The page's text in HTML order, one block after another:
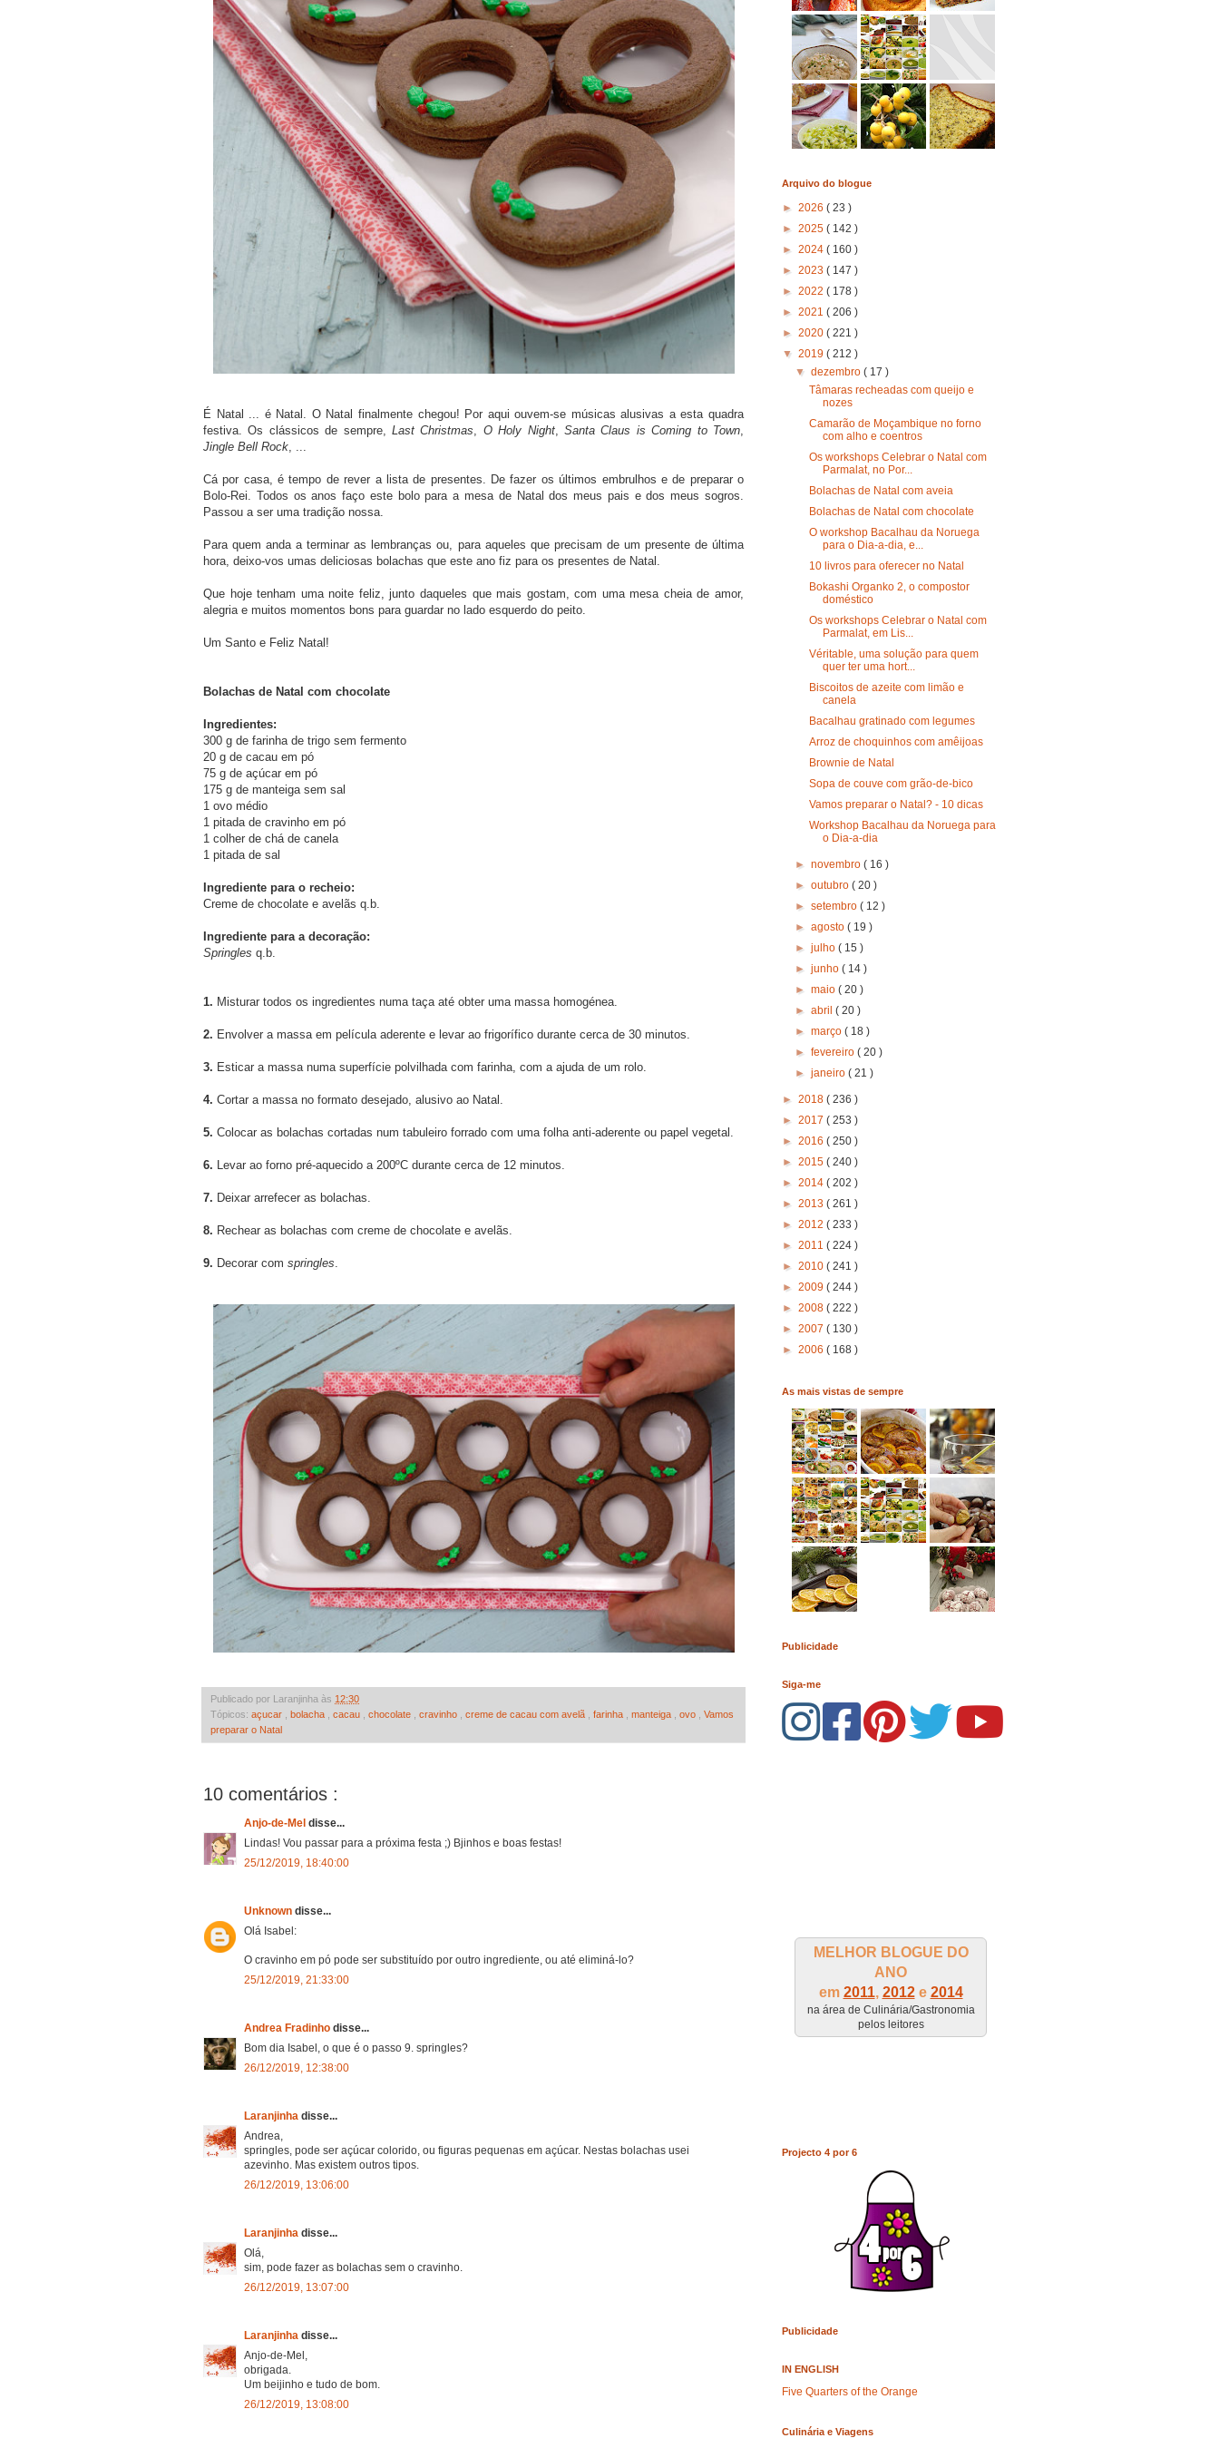
É Natal ... é Natal. O Natal finalmente chegou! Por aqui ouvem-se músicas alusivas a esta quadra
festiva. Os clássicos de sempre, Last Christmas, O Holy Night,Santa Claus is Coming to Town,
Jingle Bell Rock, ...
Cá por casa, é tempo de rever a lista de presentes. De fazer os últimos embrulhos e de preparar o
Bolo-Rei. Todos os anos faço este bolo para a mesa de Natal dos meus pais e dos meus sogros.
Passou a ser uma tradição nossa.
Para quem anda a terminar as lembranças ou, para aqueles que precisam de um presente de última
hora, deixo-vos umas deliciosas bolachas que este ano fiz para os presentes de Natal.
Que hoje tenham uma noite feliz, junto daqueles que mais gostam, com uma mesa cheia de amor,
alegria e muitos momentos bons para guardar no lado esquerdo do peito.
Um Santo e Feliz Natal!
Bolachas de Natal com chocolate
Ingredientes:
300 g de farinha de trigo sem fermento
20 g de cacau em pó
75 g de açúcar em pó
175 g de manteiga sem sal
1 ovo médio
1 pitada de cravinho em pó
1 colher de chá de canela
1 pitada de sal
Ingrediente para o recheio:
Creme de chocolate e avelãs q.b.
Ingrediente para a decoração:
Springles q.b.
1. Misturar todos os ingredientes numa taça até obter uma massa homogénea.
2. Envolver a massa em película aderente e levar ao frigorífico durante cerca de 30 minutos.
3. Esticar a massa numa superfície polvilhada com farinha, com a ajuda de um rolo.
4. Cortar a massa no formato desejado, alusivo ao Natal.
5. Colocar as bolachas cortadas num tabuleiro forrado com uma folha anti-aderente ou papel vegetal.
6. Levar ao forno pré-aquecido a 200ºC durante cerca de 12 minutos.
7. Deixar arrefecer as bolachas.
8. Rechear as bolachas com creme de chocolate e avelãs.
9. Decorar com springles.
Publicado por Laranjinha às 12:30
Tópicos: açucar bolacha cacau chocolate cravinho creme de cacau com avelã farinha manteiga ovo
Vamos
preparar o Natal
10 comentários :
Anjo-de-Mel disse...
Lindas! Vou passar para a próxima festa ;) Bjinhos e boas festas!
25/12/2019, 18:40:00
Unknown disse...
Olá Isabel:
O cravinho em pó pode ser substituído por outro ingrediente, ou até eliminá-lo?
25/12/2019, 21:33:00
Andrea Fradinho disse...
Bom dia Isabel, o que é o passo 9. springles?
26/12/2019, 12:38:00
Laranjinha disse...
Andrea,
springles, pode ser açúcar colorido, ou figuras pequenas em açúcar. Nestas bolachas usei
azevinho. Mas existem outros tipos.
26/12/2019, 13:06:00
Laranjinha disse...
Olá,
sim, pode fazer as bolachas sem o cravinho.
26/12/2019, 13:07:00
Laranjinha disse...
Anjo-de-Mel,
obrigada.
Um beijinho e tudo de bom.
26/12/2019, 13:08:00
Arquivo do blogue
► 2026 ( 23 )
► 2025 ( 142 )
► 2024 ( 160 )
► 2023 ( 147 )
► 2022 ( 178 )
► 2021 ( 206 )
► 2020 ( 221 )
▼ 2019 ( 212 )
▼dezembro( 17 )
Tâmaras recheadas com queijo e
nozes
Camarão de Moçambique no forno
com alho e coentros
Os workshops Celebrar o Natal com
Parmalat, no Por...
Bolachas de Natal com aveia
Bolachas de Natal com chocolate
O workshop Bacalhau da Noruega
para o Dia-a-dia, e...
10 livros para oferecer no Natal
Bokashi Organko 2, o compostor
doméstico
Os workshops Celebrar o Natal com
Parmalat, em Lis...
Véritable, uma solução para quem
quer ter uma hort...
Biscoitos de azeite com limão e
canela
Bacalhau gratinado com legumes
Arroz de choquinhos com amêijoas
Brownie de Natal
Sopa de couve com grão-de-bico
Vamos preparar o Natal? - 10 dicas
Workshop Bacalhau da Noruega para
o Dia-a-dia
►novembro( 16 )
►outubro( 20 )
►setembro( 12 )
►agosto( 19 )
►julho( 15 )
►junho( 14 )
►maio( 20 )
►abril( 20 )
►março( 18 )
►fevereiro( 20 )
►janeiro( 21 )
► 2018 ( 236 )
► 2017 ( 253 )
► 2016 ( 250 )
► 2015 ( 240 )
► 2014 ( 202 )
► 2013 ( 261 )
► 2012 ( 233 )
► 2011 ( 224 )
► 2010 ( 241 )
► 2009 ( 244 )
► 2008 ( 222 )
► 2007 ( 130 )
► 2006 ( 168 )
As mais vistas de sempre
Publicidade
Siga-me
MELHOR BLOGUE DO
ANO
em 2011, 2012e 2014
na área de Culinária/Gastronomia
pelos leitores
Projecto 4 por 6
Publicidade
IN ENGLISH
Five Quarters of the Orange
Culinária e Viagens